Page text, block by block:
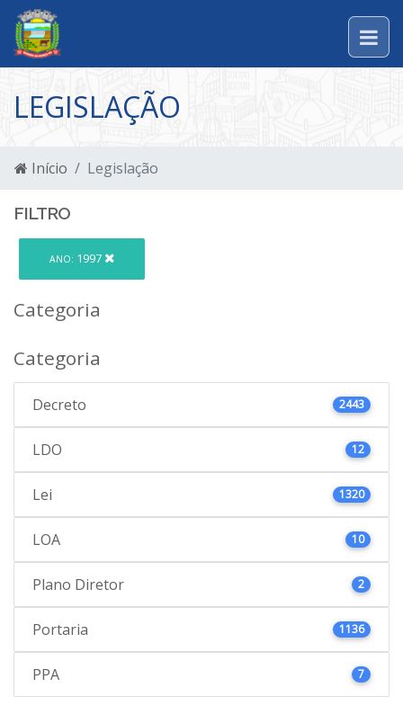
LEGISLAÇÃO
Início Legislação
FILTRO
ANO: 1997
Categoria
Categoria
Decreto 2443
LDO 12
Lei 1320
LOA 10
Plano Diretor 2
Portaria 1136
PPA 7